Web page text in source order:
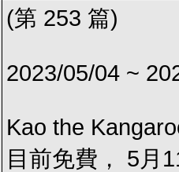
(第 253 篇)
2023/05/04 ~
Kao the
目前免費， 5月